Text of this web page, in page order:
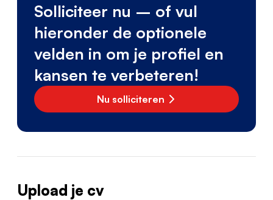
Solliciteer nu – of vul
hieronder de optionele
velden in om je profiel en
kansen te verbeteren!
Nu solliciteren
Upload je cv